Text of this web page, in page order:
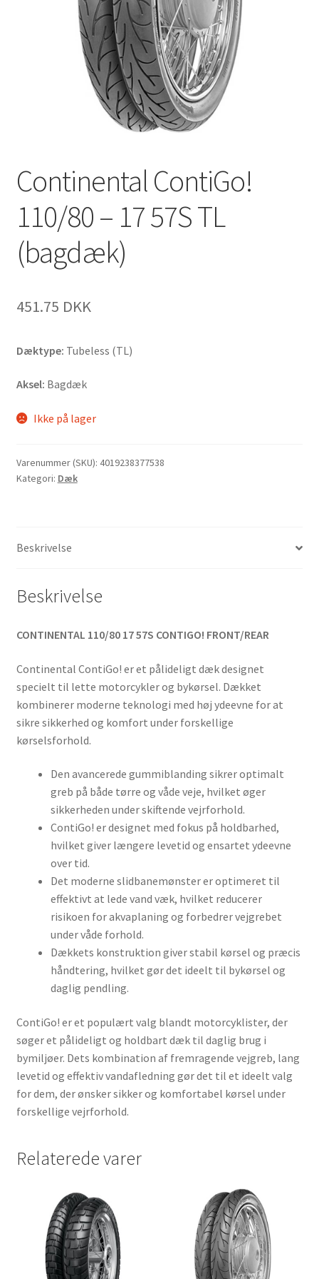
Continental ContiGo!
110/80 – 17 57S TL
(bagdæk)
451.75 DKK
Dæktype: Tubeless (TL)
Aksel: Bagdæk
Ikke på lager
Varenummer (SKU): 4019238377538
Kategori: Dæk
Beskrivelse
Beskrivelse
CONTINENTAL 110/80 17 57S CONTIGO! FRONT/REAR
Continental ContiGo! er et pålideligt dæk designet
specielt til lette motorcykler og bykørsel. Dækket
kombinerer moderne teknologi med høj ydeevne for at
sikre sikkerhed og komfort under forskellige
kørselsforhold.
Den avancerede gummiblanding sikrer optimalt
greb på både tørre og våde veje, hvilket øger
sikkerheden under skiftende vejrforhold.
ContiGo! er designet med fokus på holdbarhed,
hvilket giver længere levetid og ensartet ydeevne
over tid.
Det moderne slidbanemønster er optimeret til
effektivt at lede vand væk, hvilket reducerer
risikoen for akvaplaning og forbedrer vejgrebet
under våde forhold.
Dækkets konstruktion giver stabil kørsel og præcis
håndtering, hvilket gør det ideelt til bykørsel og
daglig pendling.
ContiGo! er et populært valg blandt motorcyklister, der
søger et pålideligt og holdbart dæk til daglig brug i
bymiljøer. Dets kombination af fremragende vejgreb, lang
levetid og effektiv vandafledning gør det til et ideelt valg
for dem, der ønsker sikker og komfortabel kørsel under
forskellige vejrforhold.
Relaterede varer